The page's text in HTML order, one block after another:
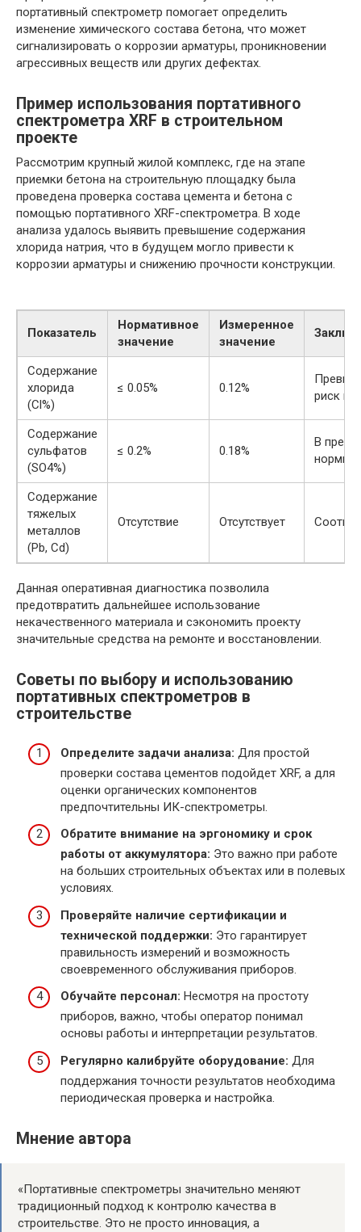
портативный спектрометр помогает определить
изменение химического состава бетона, что может
сигнализировать о коррозии арматуры, проникновении
агрессивных веществ или других дефектах.
Пример использования портативного
спектрометра XRF в строительном
проекте
Рассмотрим крупный жилой комплекс, где на этапе
приемки бетона на строительную площадку была
проведена проверка состава цемента и бетона с
помощью портативного XRF-спектрометра. В ходе
анализа удалось выявить превышение содержания
хлорида натрия, что в будущем могло привести к
коррозии арматуры и снижению прочности конструкции.
Показатель
Нормативное
значение
Измеренное
значение
Содержание
хлорида
(Cl%)
≤ 0.05% 0.12%
риск
Содержание
сульфатов
(SO4%)
≤ 0.2% 0.18%
В
нормы
Содержание
тяжелых
металлов
(Pb, Cd)
Отсутствие Отсутствует
Данная оперативная диагностика позволила
предотвратить дальнейшее использование
некачественного материала и сэкономить проекту
значительные средства на ремонте и восстановлении.
Советы по выбору и использованию
портативных спектрометров в
строительстве
Определите задачи анализа: Для простой
проверки состава цементов подойдет XRF, а для
оценки органических компонентов
предпочтительны ИК-спектрометры.
Обратите внимание на эргономику и срок
работы от аккумулятора: Это важно при работе
на больших строительных объектах или в полевых
условиях.
Проверяйте наличие сертификации и
технической поддержки: Это гарантирует
правильность измерений и возможность
своевременного обслуживания приборов.
Обучайте персонал: Несмотря на простоту
приборов, важно, чтобы оператор понимал
основы работы и интерпретации результатов.
Регулярно калибруйте оборудование: Для
поддержания точности результатов необходима
периодическая проверка и настройка.
Мнение автора
«Портативные спектрометры значительно меняют
традиционный подход к контролю качества в
строительстве. Это не просто инновация, а